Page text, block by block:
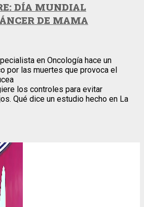
DÍA MUNDIAL
DE MAMA
en Oncología hace un
por las muertes que provoca el
los controles para evitar
Qué dice un estudio hecho en La